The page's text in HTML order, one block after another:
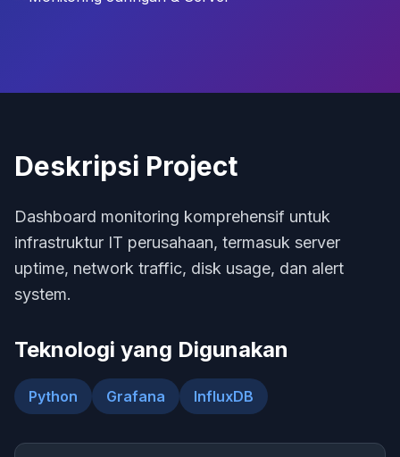
Deskripsi Project
Dashboard monitoring komprehensif untuk
infrastruktur IT perusahaan, termasuk server
uptime, network traffic, disk usage, dan alert
system.
Teknologi yang Digunakan
Python Grafana InfluxDB